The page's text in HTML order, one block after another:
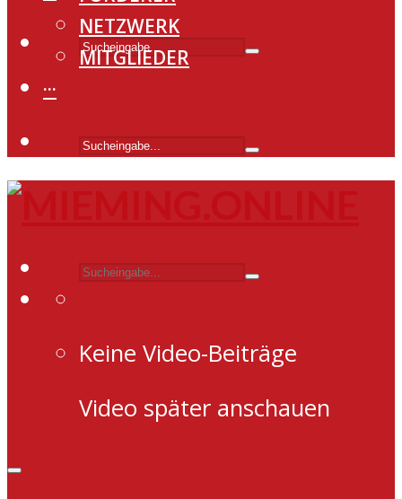
NETZWERK
MITGLIEDER
···
Keine Video-Beiträge
Video später anschauen